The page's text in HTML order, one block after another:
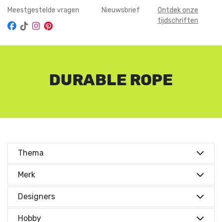
Meestgestelde vragen Nieuwsbrief
Ontdek onze
tijdschriften
DURABLE ROPE
Thema
Merk
Merken
MerkenAan de Haak
Designers
Designers
Hobby